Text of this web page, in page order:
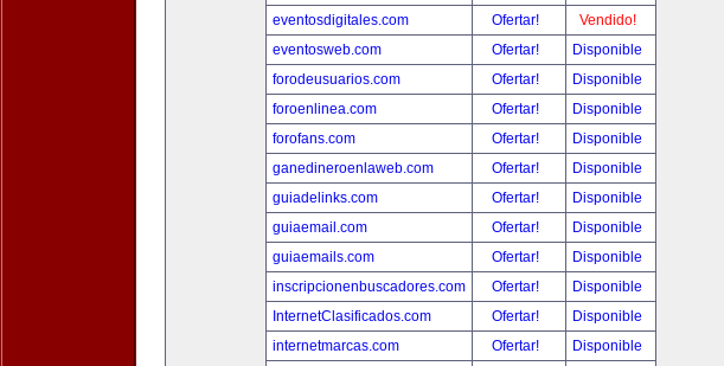
eventosdigitales.com
Ofertar!
Vendido!
eventosweb.com
Ofertar!
Disponible
forodeusuarios.com
Ofertar!
Disponible
foroenlinea.com
Ofertar!
Disponible
forofans.com
Ofertar!
Disponible
ganedineroenlaweb.com
Ofertar!
Disponible
guiadelinks.com
Ofertar!
Disponible
guiaemail.com
Ofertar!
Disponible
guiaemails.com
Ofertar!
Disponible
inscripcionenbuscadores.com
Ofertar!
Disponible
InternetClasificados.com
Ofertar!
Disponible
internetmarcas.com
Ofertar!
Disponible